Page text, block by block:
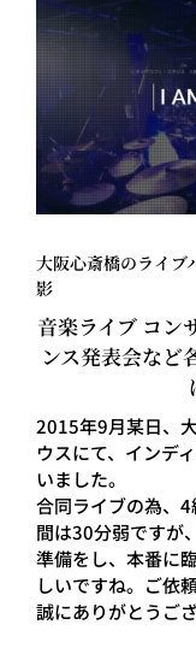
Larger
Image
大阪心斎橋のライブ
影
音楽ライブ コン
ンス発表会など
2015年9月某日、
ウスにて、インデ
いました。
合同ライブの為、
間は30分弱ですが
準備をし、本番に
しいですね。ご依
誠にありがとうご